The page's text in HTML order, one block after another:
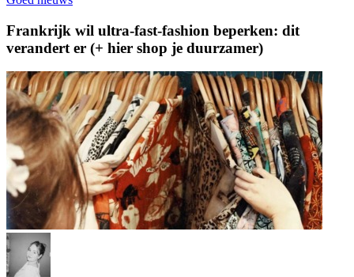
Frankrijk wil ultra-fast-fashion beperken: dit
verandert er (+ hier shop je duurzamer)